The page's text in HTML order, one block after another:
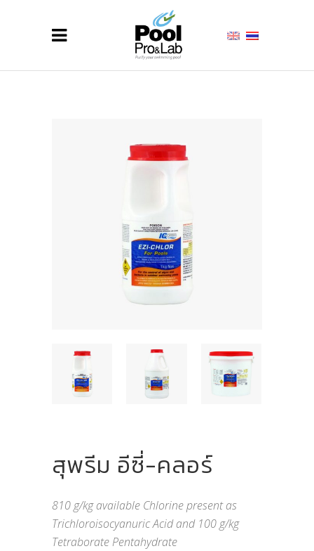
สุพรีม อีซี่-คลอร์
810 g/kg available Chlorine present as
Trichloroisocyanuric Acid and 100 g/kg
Tetraborate Pentahydrate